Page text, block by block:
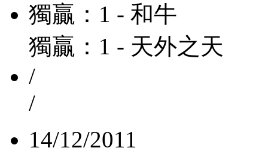
獨贏：1 - 和牛
獨贏：1 - 天外之天
/
/
14/12/2011